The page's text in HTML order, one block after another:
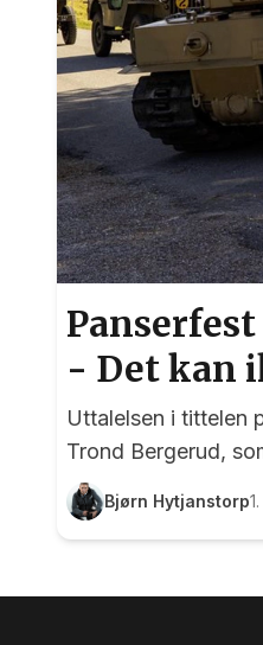
- Det kan
Uttalelsen i tittelen
Trond Bergerud,
Panserfest på
fra øre til øre over
Bjørn Hytjanstorp